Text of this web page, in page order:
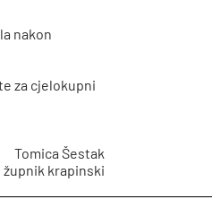
nakon
za cjelokupni
Tomica Šestak
župnik krapinski